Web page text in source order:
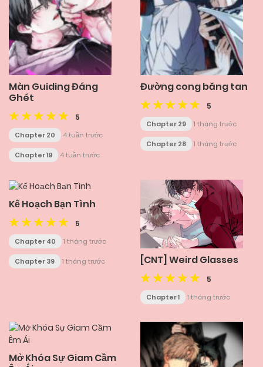
Màn Guiding Đáng
Ghét
5
Chapter 20 4 tuần trước
Chapter 19 4 tuần trước
Đường cong băng tan
5
Chapter 29 1 tháng trước
Chapter 28 1 tháng trước
Kế Hoạch Bạn Tình
5
Chapter 40 1 tháng trước
Chapter 39 1 tháng trước [CNT] Weird Glasses
5
Chapter 1 1 tháng trước
Mở Khóa Sự Giam Cầm